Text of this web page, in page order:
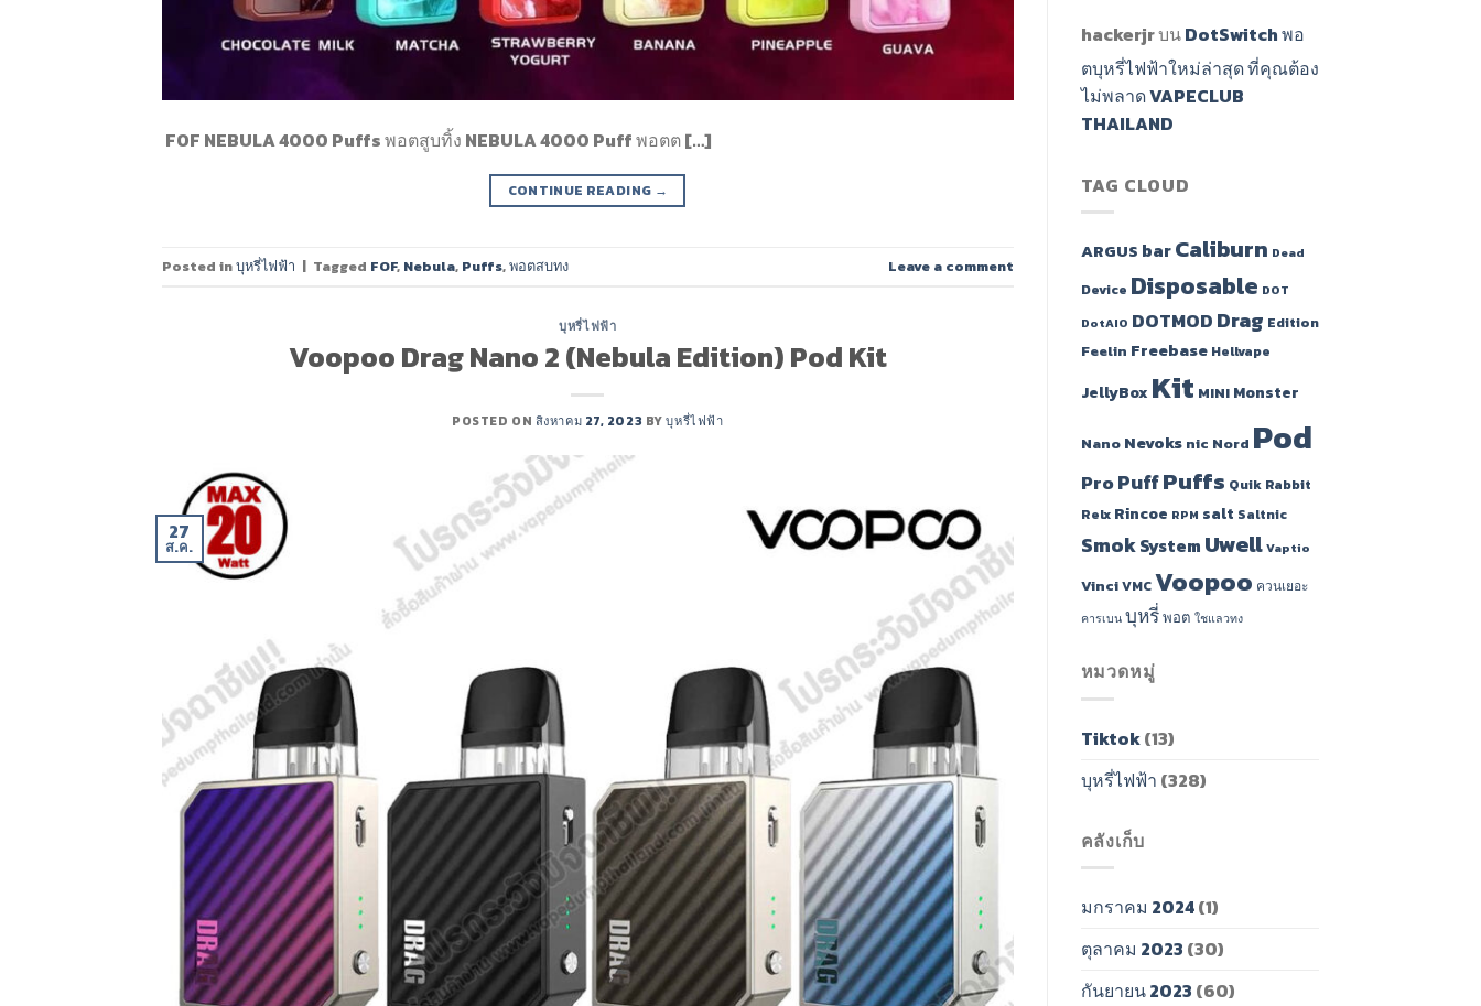
FOF NEBULA 4000 Puffs พอตสูบทิ้ง NEBULA 4000 Puff พอตต […]
CONTINUE READING →
Posted inบุหรี่ไฟฟ้า | Tagged FOF, Nebula, Puffs,พอตสบทง Leave a comment
บุหรี่ไฟฟ้า
Voopoo Drag Nano 2 (Nebula Edition) Pod Kit
POSTED ON สิงหาคม 27, 2023 BYบุหรี่ไฟฟ้า
27
ส.ค.
hackerjrบนDotSwitch พอ
ตบุหรี่ไฟฟ้าใหม่ล่าสุด ที่คุณต้อง
ไม่พลาด VAPECLUB
THAILAND
TAG CLOUD
ARGUS barCaliburn Dead
Device Disposable DOT
DotAIO DOTMOD Drag Edition
Feelin Freebase Hellvape
JellyBox Kit MINI Monster
Nano Nevoks nic Nord Pod
ProPuffPuffs Quik Rabbit
Relx Rincoe RPM salt Saltnic
SmokSystem Uwell Vaptio
VinciVMCVoopoo ควนเยอะ
คารเบน บุหรี่พอต ใชแลวทง
หมวดหมู่
Tiktok(13)
บุหรี่ไฟฟ้า (328)
คลังเก็บ
มกราคม 2024(1)
ตุลาคม 2023 (30)
กันยายน 2023 (60)